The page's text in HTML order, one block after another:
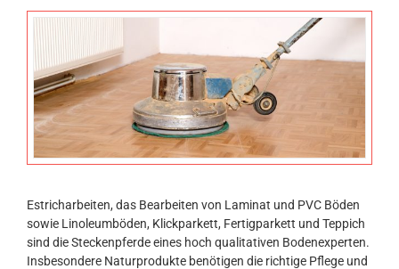
Estricharbeiten, das Bearbeiten von Laminat und PVC Böden
sowie Linoleumböden, Klickparkett, Fertigparkett und Teppich
sind die Steckenpferde eines hoch qualitativen Bodenexperten.
Insbesondere Naturprodukte benötigen die richtige Pflege und